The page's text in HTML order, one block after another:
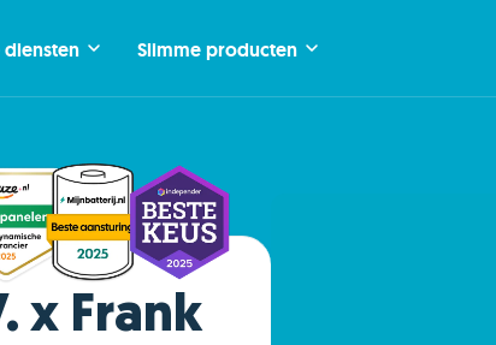
diensten Slimme producten
x Frank